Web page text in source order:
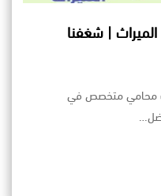
| شغفنا
محامي متخصص في